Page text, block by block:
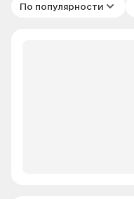
По популярности